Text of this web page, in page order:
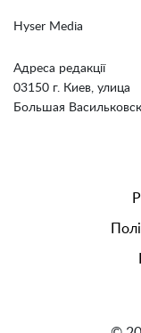
Hyser Media
Адреса редакції
03150 г. Киев, улица
Большая